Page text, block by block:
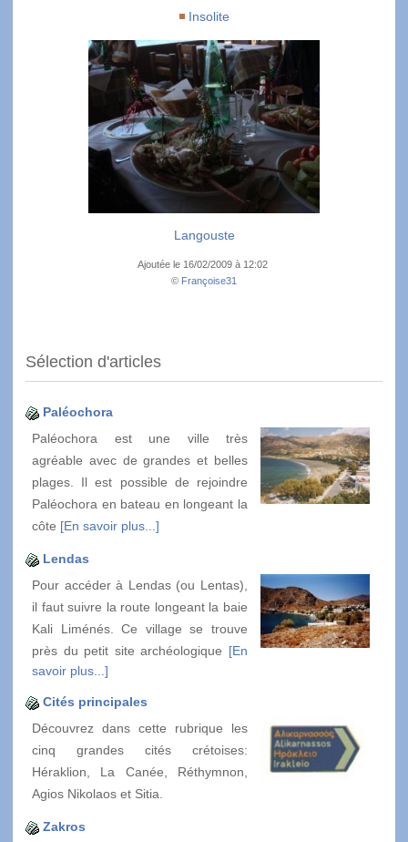
Insolite
Langouste
Ajoutée le 16/02/2009 à 12:02
© Françoise31
Sélection d'articles
Paléochora
Paléochora est une ville très
agréable avec de grandes et belles
plages. Il est possible de rejoindre
Paléochora en bateau en longeant la
côte [En savoir plus...]
Lendas
Pour accéder à Lendas (ou Lentas),
il faut suivre la route longeant la baie
Kali Liménés. Ce village se trouve
près du petit site archéologique [En
savoir plus...]
Cités principales
Découvrez dans cette rubrique les
cinq grandes cités crétoises:
Héraklion, La Canée, Réthymnon,
Agios Nikolaos et Sitia.
Zakros